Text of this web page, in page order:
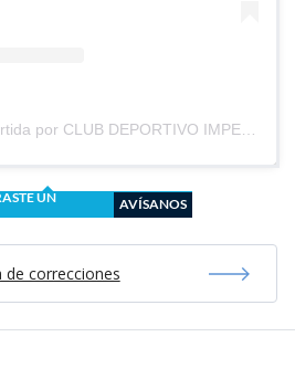
Una publicación compartida por CLUB DEPORTIVO IMPERIAL UNIDO (@cd_imperial_unido)
UN
AVÍSANOS
de correcciones